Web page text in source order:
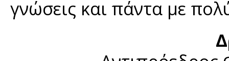
γνώσεις και πάντα με